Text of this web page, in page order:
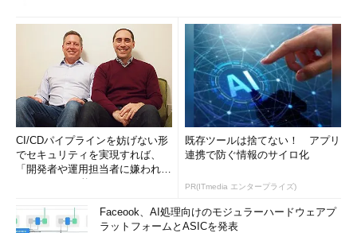
CI/CDパイプラインを妨げない形
でセキュリティを実現すれば、
「開発者や運用担当者に嫌われな
既存ツールは捨てない！ アプリ
連携で防ぐ情報のサイロ化
PR(ITmedia エンタープライズ)
Faceook、AI処理向けのモジュラーハードウェアプ
ラットフォームとASICを発表